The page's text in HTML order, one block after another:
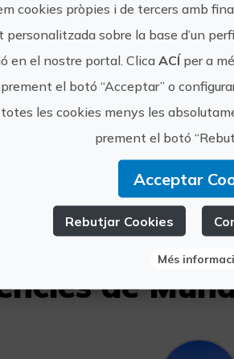
Mundo Marino
Grupo - Jávea
de
cookies pròpies i de tercers amb
personalitzada sobre la base d’un
en el nostre portal. Clica ACÍper a
el botó “Acceptar” o
les cookies menys les
prement el botó
Acceptar
Rebutjar Cookies
Més